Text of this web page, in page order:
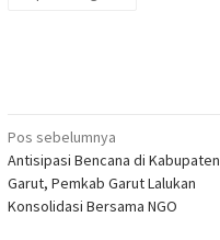
Navigasi
pos
Pos sebelumnya
Antisipasi Bencana di Kabupaten
Garut, Pemkab Garut Lalukan
Konsolidasi Bersama NGO